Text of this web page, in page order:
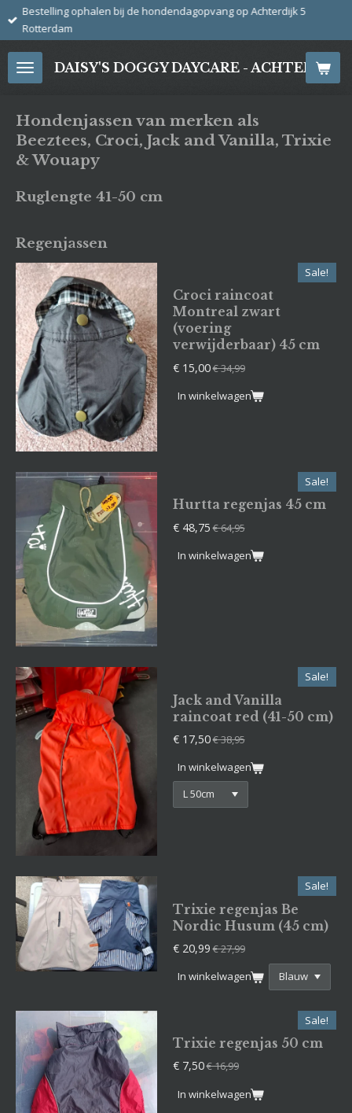
Ga
direct
naar
de
hoofdinhoud
DAISY'S DOGGY DAYCARE -
Bestelling ophalen bij de hondendagopvang op Achterdijk 5
Rotterdam
Hondenjassen van merken als
Beeztees, Croci, Jack and Vanilla, Trixie
& Wouapy
Ruglengte 41-50 cm
Regenjassen
Sale!
Croci raincoat
Montreal zwart
(voering
verwijderbaar) 45 cm
€ 15,00€ 34,99
In winkelwagen
Sale!
Hurtta regenjas 45 cm
€ 48,75€ 64,95
In winkelwagen
Sale!
Jack and Vanilla
raincoat red (41-50 cm)
€ 17,50€ 38,95
In winkelwagen
Sale!
Trixie regenjas Be
Nordic Husum (45 cm)
€ 20,99€ 27,99
In winkelwagen
Sale!
Trixie regenjas 50 cm
€ 7,50€ 16,99
In winkelwagen